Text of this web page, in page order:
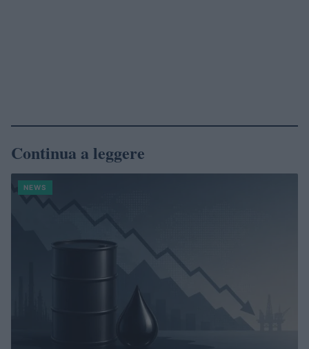
Continua a leggere
NEWS